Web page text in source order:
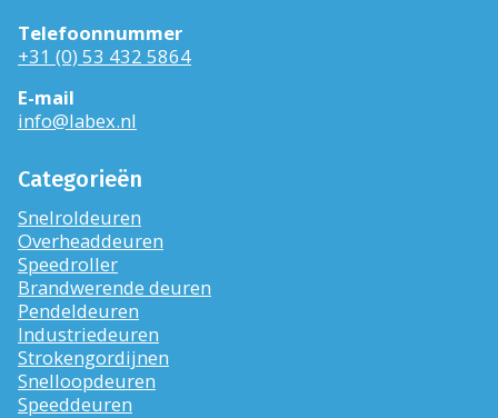
Telefoonnummer
+31 (0) 53 432 5864
E-mail
info@labex.nl
Categorieën
Snelroldeuren
Overheaddeuren
Speedroller
Brandwerende deuren
Pendeldeuren
Industriedeuren
Strokengordijnen
Snelloopdeuren
Speeddeuren